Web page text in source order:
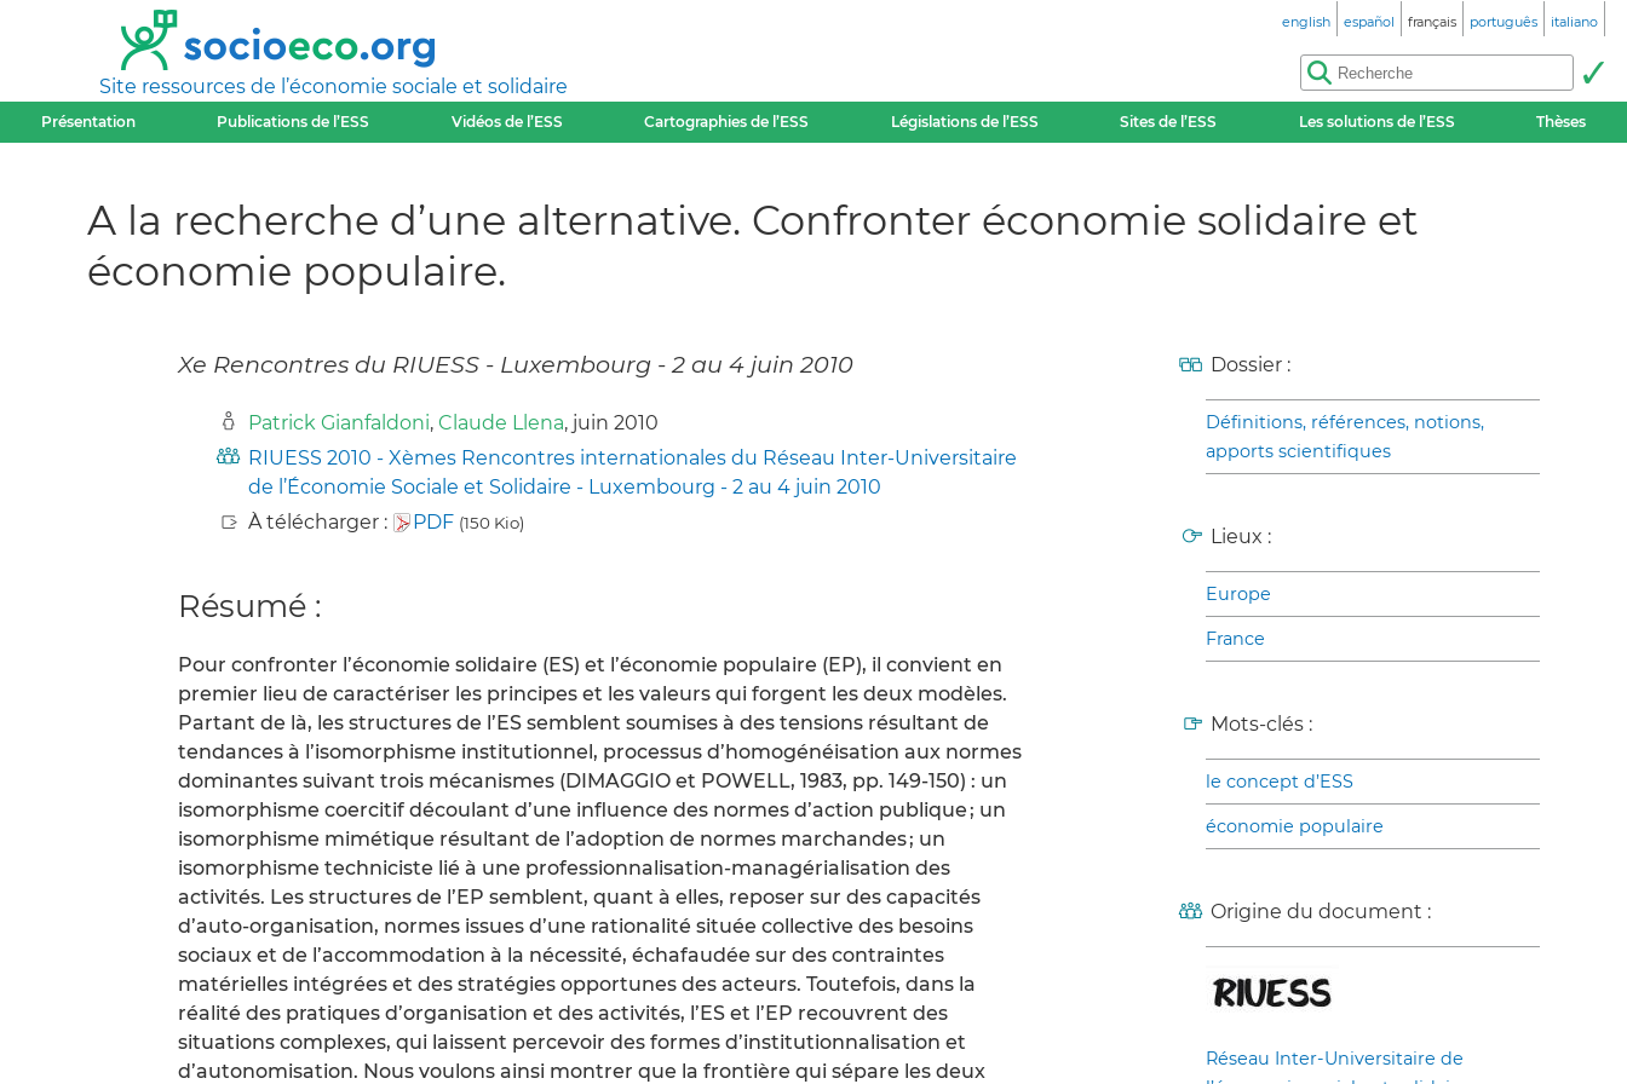
Site ressources de l’économie sociale et solidaire
english español français português italiano
Présentation Publications de l’ESS Vidéos de l’ESS Cartographies de l’ESS Législations de l’ESS Sites de l’ESS Les solutions de l’ESS Thèses
A la recherche d’une alternative. Confronter économie solidaire et
économie populaire.
Xe Rencontres du RIUESS - Luxembourg - 2 au 4 juin 2010
Patrick Gianfaldoni, Claude Llena, juin 2010
RIUESS 2010 - Xèmes Rencontres internationales du Réseau Inter-Universitaire
de l’Économie Sociale et Solidaire - Luxembourg - 2 au 4 juin 2010
À télécharger :
PDF (150 Kio)
Résumé :
Pour confronter l’économie solidaire (ES) et l’économie populaire (EP), il convient en
premier lieu de caractériser les principes et les valeurs qui forgent les deux modèles.
Partant de là, les structures de l’ES semblent soumises à des tensions résultant de
tendances à l’isomorphisme institutionnel, processus d’homogénéisation aux normes
dominantes suivant trois mécanismes (DIMAGGIO et POWELL, 1983, pp. 149-150) : un
isomorphisme coercitif découlant d’une influence des normes d’action publique ; un
isomorphisme mimétique résultant de l’adoption de normes marchandes ; un
isomorphisme techniciste lié à une professionnalisation-managérialisation des
activités. Les structures de l’EP semblent, quant à elles, reposer sur des capacités
d’auto-organisation, normes issues d’une rationalité située collective des besoins
sociaux et de l’accommodation à la nécessité, échafaudée sur des contraintes
matérielles intégrées et des stratégies opportunes des acteurs. Toutefois, dans la
réalité des pratiques d’organisation et des activités, l’ES et l’EP recouvrent des
situations complexes, qui laissent percevoir des formes d’institutionnalisation et
d’autonomisation. Nous voulons ainsi montrer que la frontière qui sépare les deux
Dossier :
Définitions, références, notions,
apports scientifiques
Lieux :
Europe
France
Mots-clés :
le concept d’ESS
économie populaire
Origine du document :
Réseau Inter-Universitaire de